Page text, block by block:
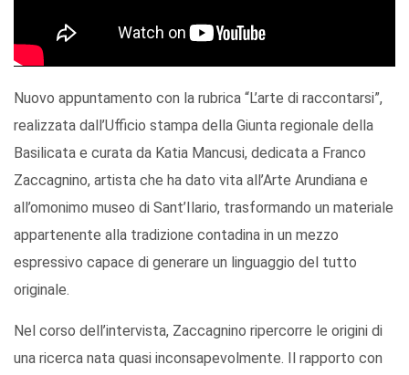
Nuovo appuntamento con la rubrica “L’arte di raccontarsi”,
realizzata dall’Ufficio stampa della Giunta regionale della
Basilicata e curata da Katia Mancusi, dedicata a Franco
Zaccagnino, artista che ha dato vita all’Arte Arundiana e
all’omonimo museo di Sant’Ilario, trasformando un materiale
appartenente alla tradizione contadina in un mezzo
espressivo capace di generare un linguaggio del tutto
originale.
Nel corso dell’intervista, Zaccagnino ripercorre le origini di
una ricerca nata quasi inconsapevolmente. Il rapporto con